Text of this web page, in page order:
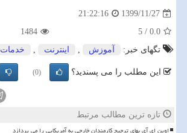
1399/11/27
21:22:16
0.0
/
5
1484
تگهای خبر:
آموزش , اینترنت , خدمات
این مطلب را می پسندید؟ (0)
تازه ترین مطالب مرتبط